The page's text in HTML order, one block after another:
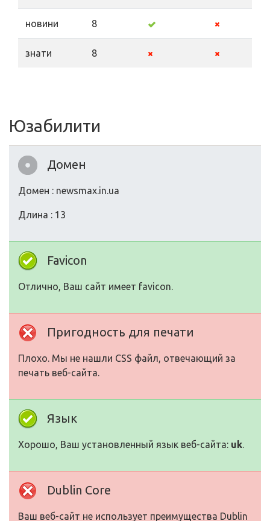
новини 8
знати 8
Юзабилити
Домен
Домен : newsmax.in.ua
Длина : 13
Favicon
Отлично, Ваш сайт имеет favicon.
Пригодность для печати
Плохо. Мы не нашли CSS файл, отвечающий за
печать веб-сайта.
Язык
Хорошо, Ваш установленный язык веб-сайта: uk.
Dublin Core
Ваш веб-сайт не использует преимущества Dublin